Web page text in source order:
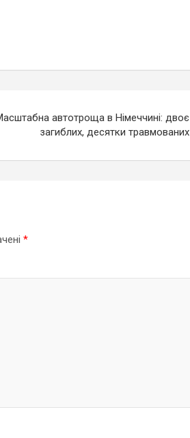
автотроща в Німеччині: двоє
загиблих, десятки травмованих
*